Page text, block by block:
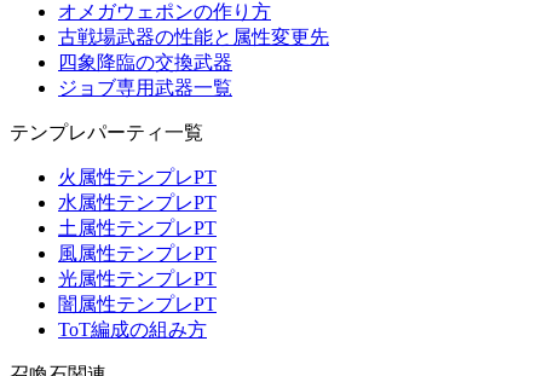
オメガウェポンの作り方
古戦場武器の性能と属性変更先
四象降臨の交換武器
ジョブ専用武器一覧
テンプレパーティ一覧
火属性テンプレPT
水属性テンプレPT
土属性テンプレPT
風属性テンプレPT
光属性テンプレPT
闇属性テンプレPT
ToT編成の組み方